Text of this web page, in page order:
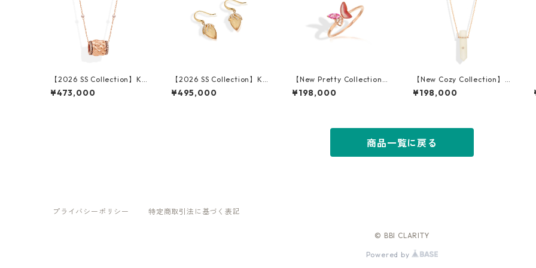
【2026 SS Collection】K18
PG Diamond Pendant
¥473,000
【2026 SS Collection】K18
YG Citrine Diamond Pierc
ed Earrings
¥495,000
【New Pretty Collection】
K18PG Shell Pink Sapphire
Ring
¥198,000
【New Cozy Collection】K
10PG White Moonstone N
ecklace
¥198,000
商品一覧に戻る
プライバシーポリシー 特定商取引法に基づく表記
© BBI CLARITY
Powered by